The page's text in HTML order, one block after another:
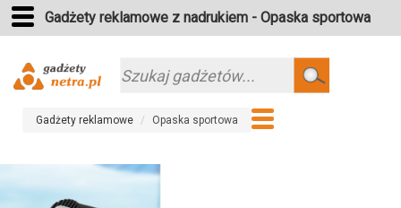
Gadżety reklamowe z nadrukiem - Opaska sportowa
Szukaj
Gadżety reklamowe Opaska sportowa